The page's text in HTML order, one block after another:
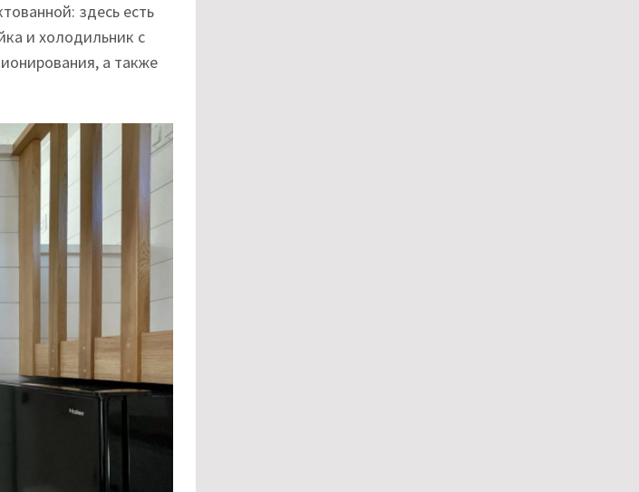
здесь есть
и холодильник с
а также